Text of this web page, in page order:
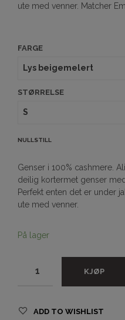
ute med venner. Matcher
FARGE
STØRRELSE
NULLSTILL
Genser i 100% cashmere.
deilig kortermet genser
Perfekt enten det er under
ute med venner.
På lager
KJØP
ADD TO WISHLIST